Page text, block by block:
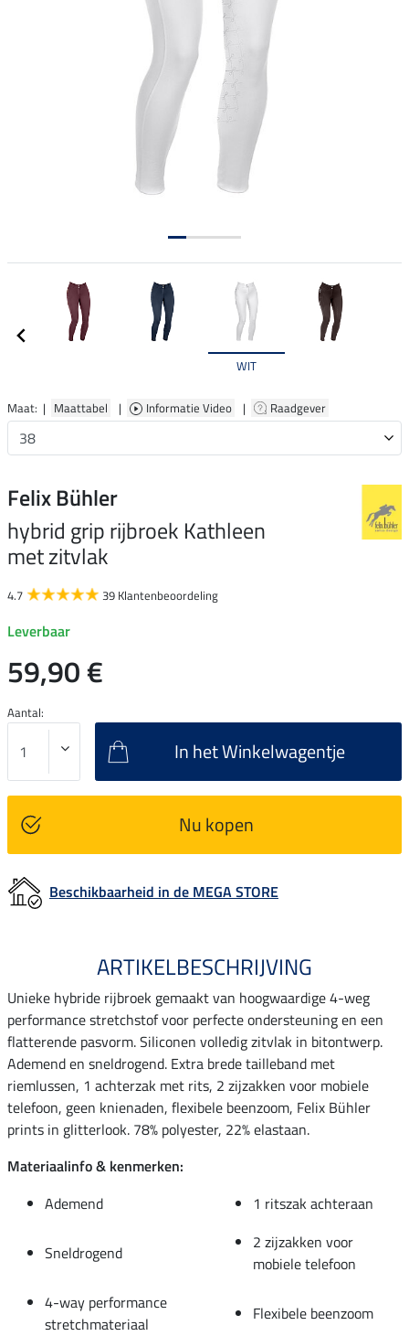
WIT
Maat: | Maattabel | Informatie Video | Raadgever
Felix Bühler
hybrid grip rijbroek Kathleen
met zitvlak
4.7 39 Klantenbeoordeling
Leverbaar
59,90 €
Aantal:
In het Winkelwagentje
Nu kopen
Beschikbaarheid in de MEGA STORE
ARTIKELBESCHRIJVING
Unieke hybride rijbroek gemaakt van hoogwaardige 4-weg
performance stretchstof voor perfecte ondersteuning en een
flatterende pasvorm. Siliconen volledig zitvlak in bitontwerp.
Ademend en sneldrogend. Extra brede tailleband met
riemlussen, 1 achterzak met rits, 2 zijzakken voor mobiele
telefoon, geen knienaden, flexibele beenzoom, Felix Bühler
prints in glitterlook. 78% polyester, 22% elastaan.
Materiaalinfo & kenmerken:
Ademend
1 ritszak achteraan
Sneldrogend
2 zijzakken voor
mobiele telefoon
4-way performance
stretchmateriaal
Flexibele beenzoom